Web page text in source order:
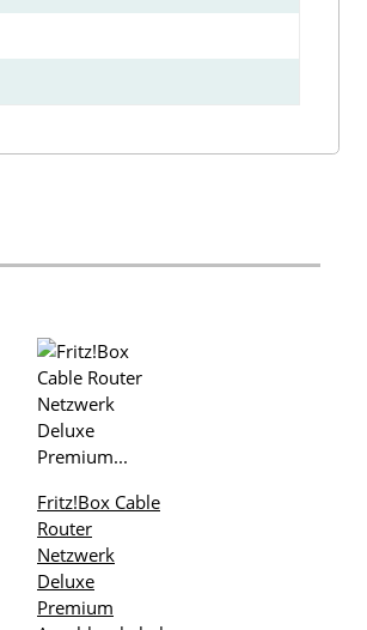
Fritz!Box Cable
Router
Netzwerk
Deluxe
Premium